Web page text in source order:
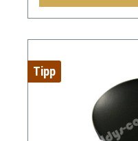
Tipp